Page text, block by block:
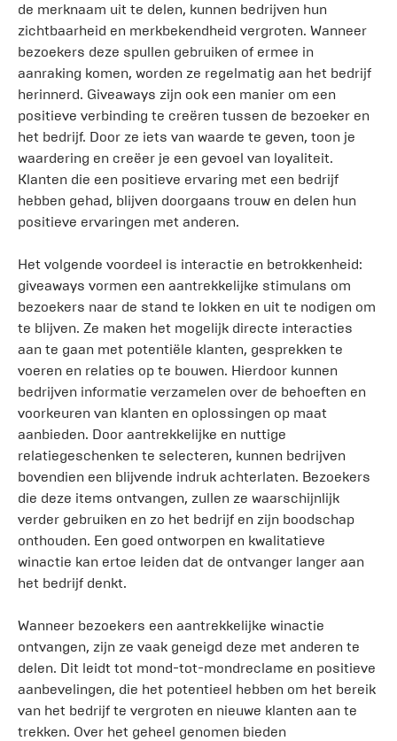
de merknaam uit te delen, kunnen bedrijven hun
zichtbaarheid en merkbekendheid vergroten. Wanneer
bezoekers deze spullen gebruiken of ermee in
aanraking komen, worden ze regelmatig aan het bedrijf
herinnerd. Giveaways zijn ook een manier om een
positieve verbinding te creëren tussen de bezoeker en
het bedrijf. Door ze iets van waarde te geven, toon je
waardering en creëer je een gevoel van loyaliteit.
Klanten die een positieve ervaring met een bedrijf
hebben gehad, blijven doorgaans trouw en delen hun
positieve ervaringen met anderen.
Het volgende voordeel is interactie en betrokkenheid:
giveaways vormen een aantrekkelijke stimulans om
bezoekers naar de stand te lokken en uit te nodigen om
te blijven. Ze maken het mogelijk directe interacties
aan te gaan met potentiële klanten, gesprekken te
voeren en relaties op te bouwen. Hierdoor kunnen
bedrijven informatie verzamelen over de behoeften en
voorkeuren van klanten en oplossingen op maat
aanbieden. Door aantrekkelijke en nuttige
relatiegeschenken te selecteren, kunnen bedrijven
bovendien een blijvende indruk achterlaten. Bezoekers
die deze items ontvangen, zullen ze waarschijnlijk
verder gebruiken en zo het bedrijf en zijn boodschap
onthouden. Een goed ontworpen en kwalitatieve
winactie kan ertoe leiden dat de ontvanger langer aan
het bedrijf denkt.
Wanneer bezoekers een aantrekkelijke winactie
ontvangen, zijn ze vaak geneigd deze met anderen te
delen. Dit leidt tot mond-tot-mondreclame en positieve
aanbevelingen, die het potentieel hebben om het bereik
van het bedrijf te vergroten en nieuwe klanten aan te
trekken. Over het geheel genomen bieden